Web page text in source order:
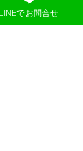
LINEでお問合せ